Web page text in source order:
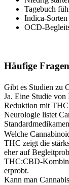
Tagebuch
Indica-
OCD-
Häufige Fragen
Gibt es Studien zu
Ja. Eine Studie
Reduktion mit THC
Neurologie listet
Welche
THC zeigt die
eher auf
THC:CBD-
erprobt.
Kann man